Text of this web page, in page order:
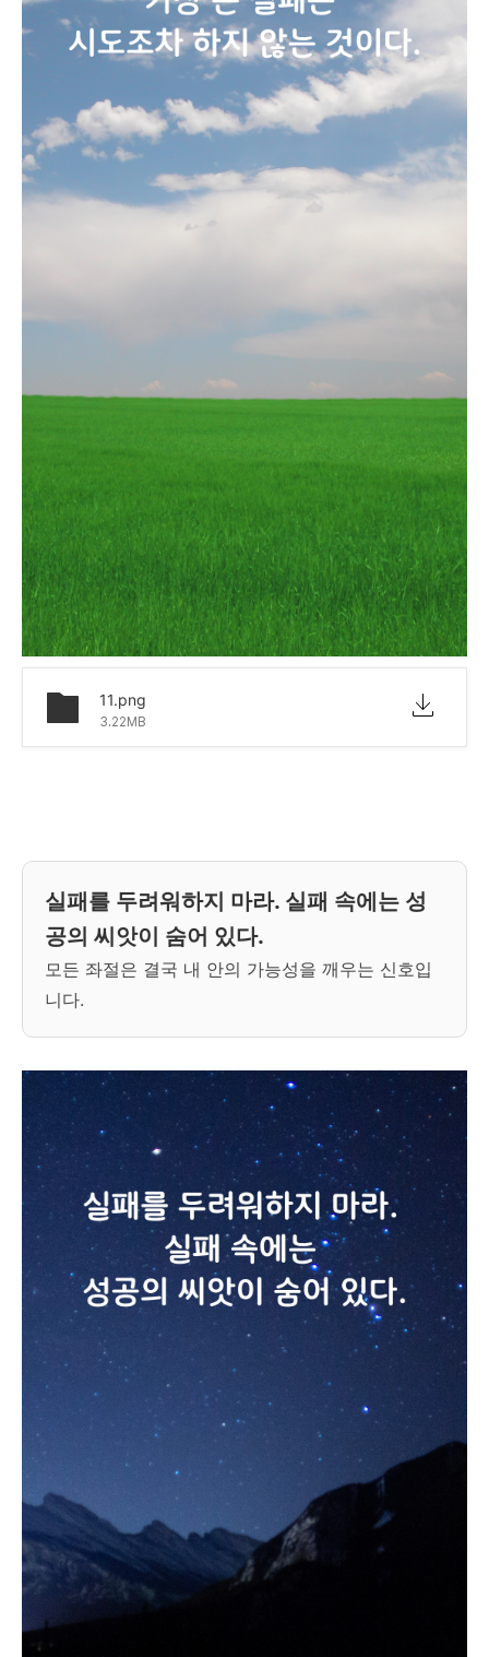
11.png
3.22MB
실패를 두려워하지 마라. 실패 속에는 성
공의 씨앗이 숨어 있다.
모든 좌절은 결국 내 안의 가능성을 깨우는 신호입
니다.